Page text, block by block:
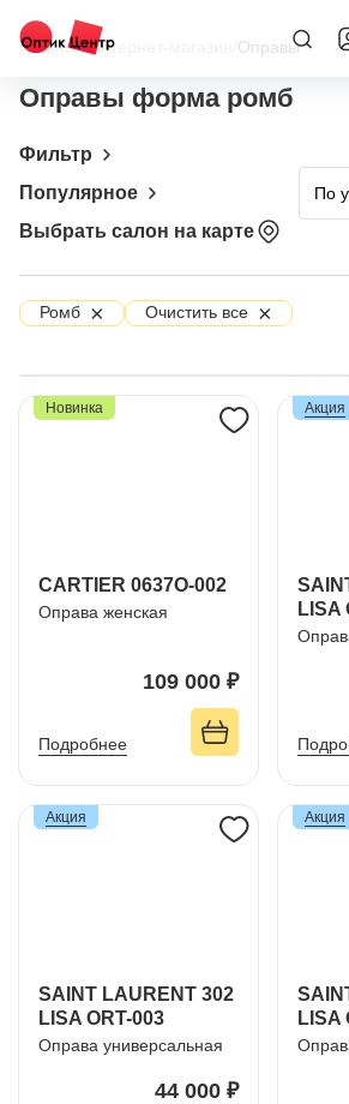
Главная/Интернет-магазин Оправы
Оправы форма ромб
Фильтр
Популярное
Выбрать салон на карте
Ромб × Очистить все ×
CARTIER 0637O-002
Оправа женская
109 000 ₽
Подробнее
Новинка
LISA
Акция
SAINT LAURENT 302
LISA ORT-003
Оправа универсальная
44 000 ₽
Акция
LISA
Акция